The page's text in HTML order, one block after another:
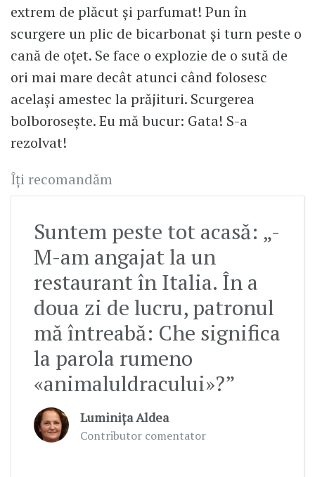
extrem de plăcut și parfumat! Pun în
scurgere un plic de bicarbonat și turn peste o
cană de oțet. Se face o explozie de o sută de
ori mai mare decât atunci când folosesc
același amestec la prăjituri. Scurgerea
bolborosește. Eu mă bucur: Gata! S-a
rezolvat!
Îți recomandăm
Suntem peste tot acasă: „-
M-am angajat la un
restaurant în Italia. În a
doua zi de lucru, patronul
mă întreabă: Che significa
la parola rumeno
«animaluldracului»?”
Luminița Aldea
Contributor comentator